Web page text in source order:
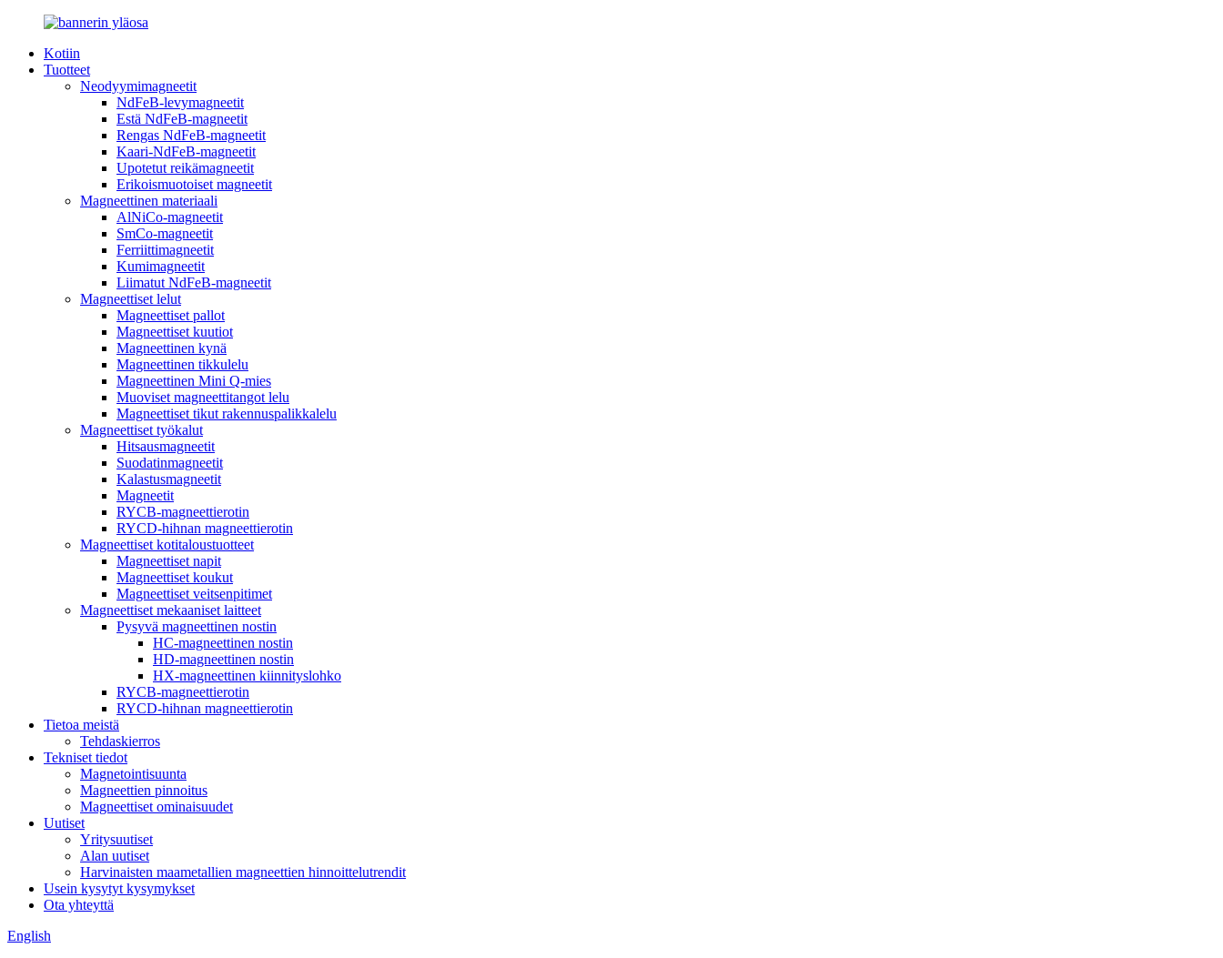
Kotiin
Tuotteet
Neodyymimagneetit
NdFeB-levymagneetit
Estä NdFeB-magneetit
Rengas NdFeB-magneetit
Kaari-NdFeB-magneetit
Upotetut reikämagneetit
Erikoismuotoiset magneetit
Magneettinen materiaali
AlNiCo-magneetit
SmCo-magneetit
Ferriittimagneetit
Kumimagneetit
Liimatut NdFeB-magneetit
Magneettiset lelut
Magneettiset pallot
Magneettiset kuutiot
Magneettinen kynä
Magneettinen tikkulelu
Magneettinen Mini Q-mies
Muoviset magneettitangot lelu
Magneettiset tikut rakennuspalikkalelu
Magneettiset työkalut
Hitsausmagneetit
Suodatinmagneetit
Kalastusmagneetit
Magneetit
RYCB-magneettierotin
RYCD-hihnan magneettierotin
Magneettiset kotitaloustuotteet
Magneettiset napit
Magneettiset koukut
Magneettiset veitsenpitimet
Magneettiset mekaaniset laitteet
Pysyvä magneettinen nostin
HC-magneettinen nostin
HD-magneettinen nostin
HX-magneettinen kiinnityslohko
RYCB-magneettierotin
RYCD-hihnan magneettierotin
Tietoa meistä
Tehdaskierros
Tekniset tiedot
Magnetointisuunta
Magneettien pinnoitus
Magneettiset ominaisuudet
Uutiset
Yritysuutiset
Alan uutiset
Harvinaisten maametallien magneettien hinnoittelutrendit
Usein kysytyt kysymykset
Ota yhteyttä
English